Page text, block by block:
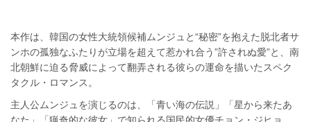
本作は、韓国の女性大統領候補ムンジュと“秘密”を抱えた脱北者サ
ンホの孤独なふたりが立場を超えて惹かれ合う”許されぬ愛”と、南
北朝鮮に迫る脅威によって翻弄される彼らの運命を描いたスペク
タクル・ロマンス。
主人公ムンジュを演じるのは、「青い海の伝説」「星から来たあ
なた」「猟奇的な彼女」で知られる国民的女優チョン・ジヒョ